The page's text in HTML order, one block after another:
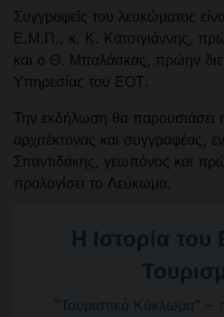
Συγγραφείς του λευκώματος
Ε.Μ.Π., κ. Κ. Κατσιγιάννης,
και ο Θ. Μπαλάσκας, πρώην
Υπηρεσίας του ΕΟΤ.
Την εκδήλωση θα παρουσιάσει
αρχιτέκτονας και συγγραφέας,
Σπαντιδάκης, γεωπόνος και
προλογίσει το Λεύκωμα.
Η Ιστορία του
“Τουριστικό Κύκλωμα” –